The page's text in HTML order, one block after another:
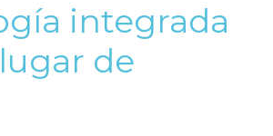
integrada
de